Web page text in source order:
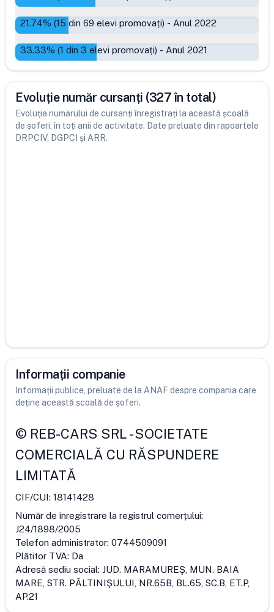
21.74% (15 din 69 elevi promovați) - Anul 2022
33.33% (1 din 3 elevi promovați) - Anul 2021
Evoluție număr cursanți (327 în total)
Evoluția numărului de cursanți înregistrați la această școală
de șoferi, în toți anii de activitate. Date preluate din rapoartele
DRPCIV, DGPCI și ARR.
Informații companie
Informații publice, preluate de la ANAF despre compania care
deține această școală de șoferi.
© REB-CARS SRL-SOCIETATE
COMERCIALĂ CU RĂSPUNDERE
LIMITATĂ
CIF/CUI: 18141428
Număr de înregistrare la registrul comerțului:
J24/1898/2005
Telefon administrator: 0744509091
Plătitor TVA: Da
Adresă sediu social: JUD. MARAMUREŞ, MUN. BAIA
MARE, STR. PĂLTINIŞULUI, NR.65B, BL.65, SC.B, ET.P,
AP.21